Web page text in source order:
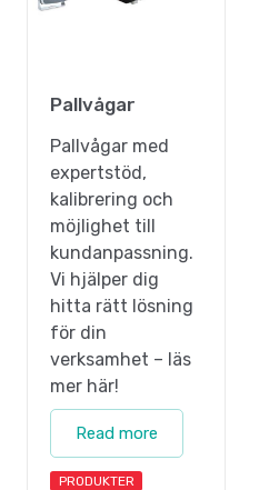
Pallvågar
Pallvågar med
expertstöd,
kalibrering och
möjlighet till
kundanpassning.
Vi hjälper dig
hitta rätt lösning
för din
verksamhet – läs
mer här!
Read more
PRODUKTER